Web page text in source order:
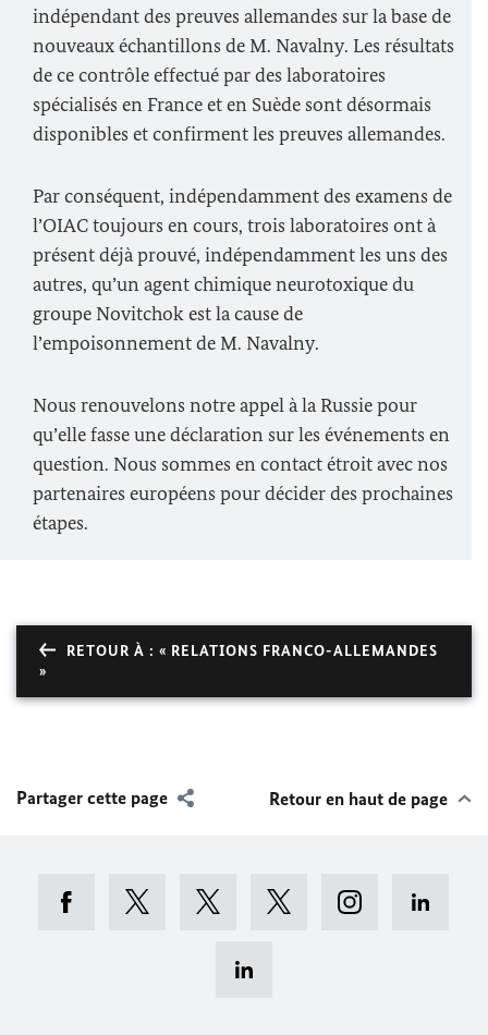
indépendant des preuves allemandes sur la base de
nouveaux échantillons de M. Navalny. Les résultats
de ce contrôle effectué par des laboratoires
spécialisés en France et en Suède sont désormais
disponibles et confirment les preuves allemandes.
Par conséquent, indépendamment des examens de
l’OIAC toujours en cours, trois laboratoires ont à
présent déjà prouvé, indépendamment les uns des
autres, qu’un agent chimique neurotoxique du
groupe Novitchok est la cause de
l’empoisonnement de M. Navalny.
Nous renouvelons notre appel à la Russie pour
qu’elle fasse une déclaration sur les événements en
question. Nous sommes en contact étroit avec nos
partenaires européens pour décider des prochaines
étapes.
RETOUR À : « RELATIONS FRANCO-ALLEMANDES
»
Partager cette page Retour en haut de page